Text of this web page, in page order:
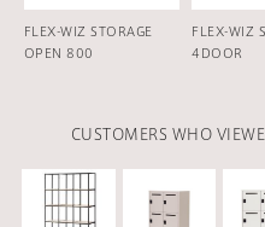
FLEX-WIZ STORAGE
OPEN 800
FLEX-WIZ
4DOOR
CUSTOMERS WHO